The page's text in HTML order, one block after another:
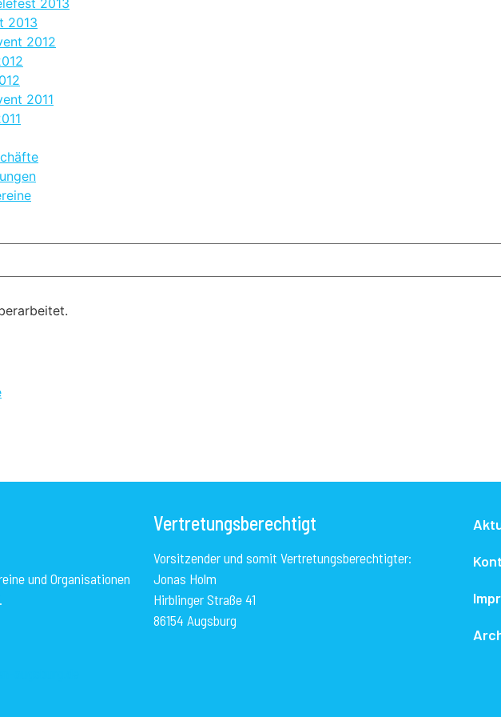
2013
2013
2012
2011
und Organisationen
Vertretungsberechtigt
Vorsitzender und somit Vertretungsberechtigter:
Jonas Holm
Hirblinger Straße 41
86154 Augsburg